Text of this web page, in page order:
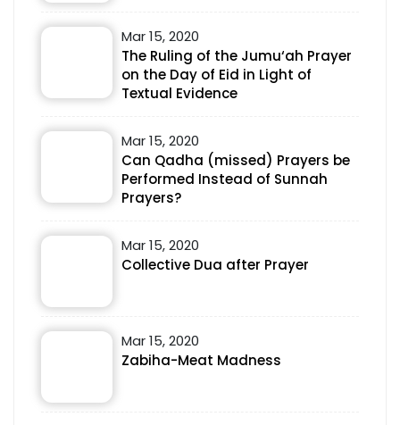
Mar 15, 2020
The Ruling of the Jumu‘ah Prayer
on the Day of Eid in Light of
Textual Evidence
Mar 15, 2020
Can Qadha (missed) Prayers be
Performed Instead of Sunnah
Prayers?
Mar 15, 2020
Collective Dua after Prayer
Mar 15, 2020
Zabiha-Meat Madness